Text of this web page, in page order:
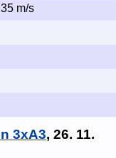
m/s
3xA3, 26. 11.